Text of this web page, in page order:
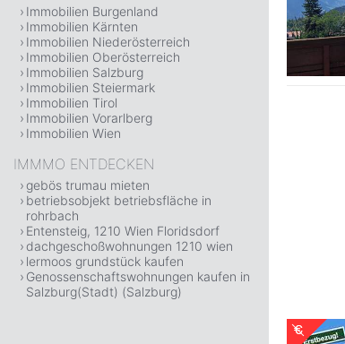
Immobilien Burgenland
Immobilien Kärnten
Immobilien Niederösterreich
Immobilien Oberösterreich
Immobilien Salzburg
Immobilien Steiermark
Immobilien Tirol
Immobilien Vorarlberg
Immobilien Wien
IMMMO ENTDECKEN
gebös trumau mieten
betriebsobjekt betriebsfläche in
rohrbach
Entensteig, 1210 Wien Floridsdorf
dachgeschoßwohnungen 1210 wien
lermoos grundstück kaufen
Genossenschaftswohnungen kaufen in
Salzburg(Stadt) (Salzburg)